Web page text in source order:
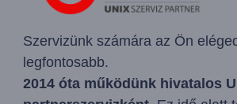
Szervizünk számára az Ön
legfontosabb.
2014 óta működünk hivatalos